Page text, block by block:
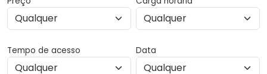
Tempo de acesso Data